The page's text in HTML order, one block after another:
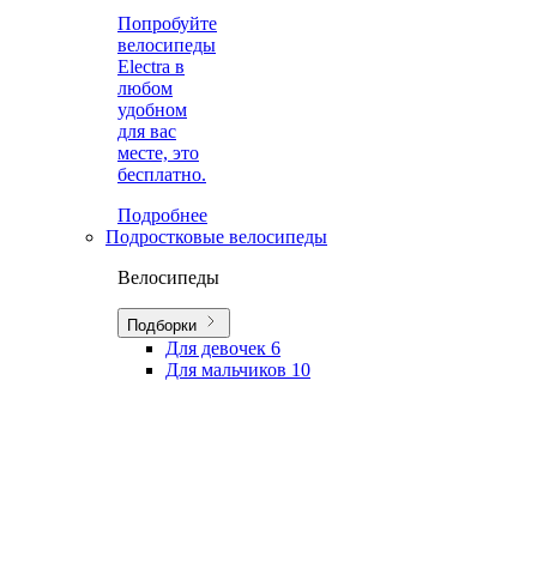
Попробуйте
велосипеды
Electra в
любом
удобном
для вас
месте, это
бесплатно.
Подробнее
Подростковые велосипеды
Велосипеды
Подборки
Для девочек 6
Для мальчиков 10